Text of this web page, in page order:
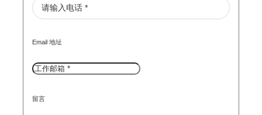
Email 地址
留言